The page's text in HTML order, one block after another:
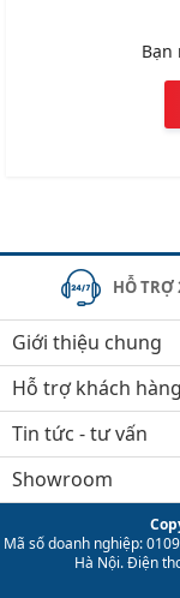
Bạn
HỖ TRỢ
Giới thiệu chung
Hỗ trợ khách hàng
Tin tức - tư vấn
Showroom
Mã số doanh nghiệp:
Hà Nội. Điện